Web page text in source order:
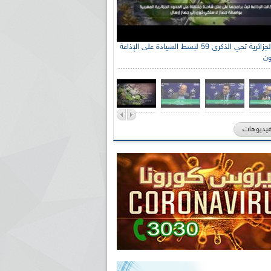
الإذاعة الجزائرية تحي الذكرى 59 لبسط السيادة على الإذاعة